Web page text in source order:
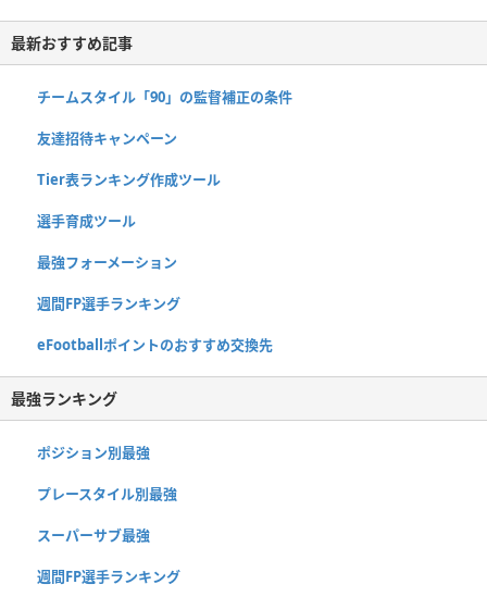
最新おすすめ記事
チームスタイル「90」の監督補正の条件
友達招待キャンペーン
Tier表ランキング作成ツール
選手育成ツール
最強フォーメーション
週間FP選手ランキング
eFootballポイントのおすすめ交換先
最強ランキング
ポジション別最強
プレースタイル別最強
スーパーサブ最強
週間FP選手ランキング